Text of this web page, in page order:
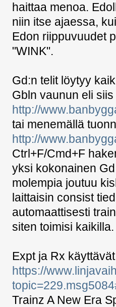
haittaa menoa.
niin itse ajaessa,
Edon riippuvuudet
"WINK".
Gd:n telit löytyy
Gbln vaunun eli
http://
tai menemällä
http://
Ctrl+F/Cmd+F
yksi kokonainen
molempia joutuu
laittaisin consist
automaattisesti
siten toimisi kaikilla.
Expt ja Rx
https://
Trainz A New Era